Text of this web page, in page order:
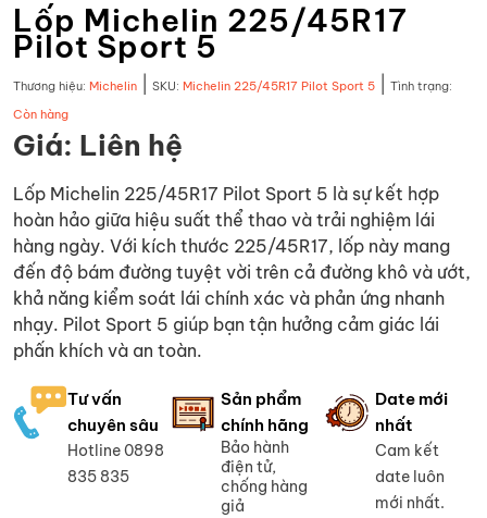
Lốp Michelin 225/45R17
Pilot Sport 5
Thương hiệu: Michelin SKU: Michelin 225/45R17 Pilot Sport 5
Tình trạng:
Còn hàng
Giá: Liên hệ
Lốp Michelin 225/45R17 Pilot Sport 5 là sự kết hợp
hoàn hảo giữa hiệu suất thể thao và trải nghiệm lái
hàng ngày. Với kích thước 225/45R17, lốp này mang
đến độ bám đường tuyệt vời trên cả đường khô và ướt,
khả năng kiểm soát lái chính xác và phản ứng nhanh
nhạy. Pilot Sport 5 giúp bạn tận hưởng cảm giác lái
phấn khích và an toàn.
Tư vấn
chuyên sâu
Hotline 0898
835 835
Sản phẩm
chính hãng
Bảo hành
điện tử,
chống hàng
giả
Date mới
nhất
Cam kết
date luôn
mới nhất.